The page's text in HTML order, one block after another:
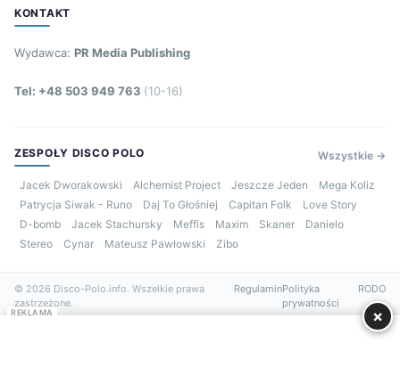
KONTAKT
Wydawca: PR Media Publishing
Tel: +48 503 949 763 (10-16)
ZESPOŁY DISCO POLO Wszystkie →
Jacek Dworakowski Alchemist Project Jeszcze Jeden
Mega Koliz
Patrycja Siwak - Runo
Daj To Głośniej Capitan Folk
Love Story
D-bomb
Jacek Stachursky Meffis Maxim Skaner
Danielo
Stereo
Cynar Mateusz Pawłowski Zibo
© 2026 Disco-Polo.info. Wszelkie prawa
zastrzeżone.
RegulaminPolityka
prywatności
RODO
REKLAMA ×